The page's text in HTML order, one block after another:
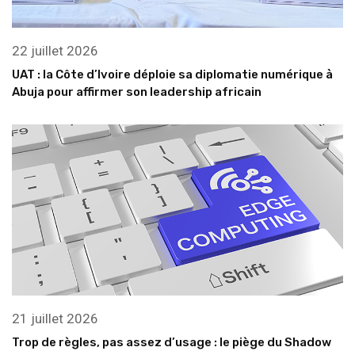
22 juillet 2026
UAT : la Côte d’Ivoire déploie sa diplomatie numérique à
Abuja pour affirmer son leadership africain
21 juillet 2026
Trop de règles, pas assez d’usage : le piège du Shadow